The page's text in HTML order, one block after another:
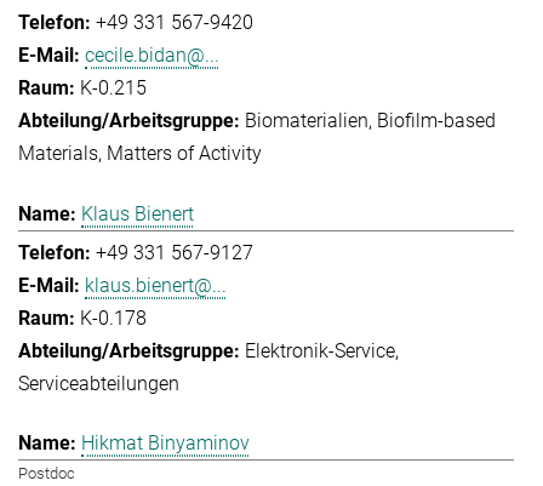
+49 331 567-9420
cecile.bidan@...
K-0.215
Biomaterialien Biofilm-based
Materials Matters of Activity
Klaus Bienert
+49 331 567-9127
klaus.bienert@...
K-0.178
Elektronik-Service
Serviceabteilungen
Hikmat Binyaminov
Postdoc